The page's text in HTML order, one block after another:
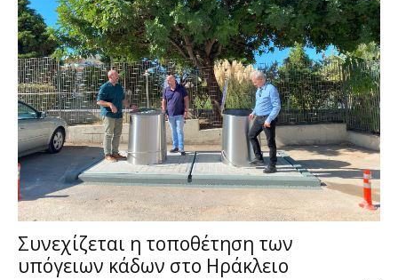
Συνεχίζεται η τοποθέτηση των
υπόγειων κάδων στο Ηράκλειο